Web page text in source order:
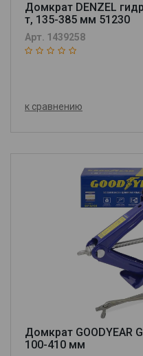
Домкрат DENZEL
т, 135-385 мм 51230
Арт. 1439258
к сравнению
Домкрат GOODYEAR
100-410 мм